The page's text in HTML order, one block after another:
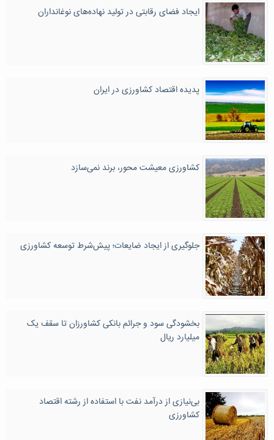
ایجاد فضای رقابتی در تولید نهاده‌های نوغانداران
پدیده اقتصاد کشاورزی در ایران
کشاورزی معیشت محور، برند نمی‌سازد
جلوگیری از ایجاد ضایعات؛ پیش‌شرط توسعه کشاورزی
بخشودگی سود و جرائم بانکی کشاورزان تا سقف یک
میلیارد ریال
بی‌نیازی از درآمد نفت با استفاده از رشته اقتصاد
کشاورزی